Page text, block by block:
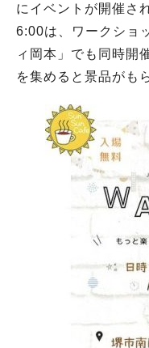
にイベントが開催さ
6:00は、ワークショ
ィ岡本」でも同時開
を集めると景品がも